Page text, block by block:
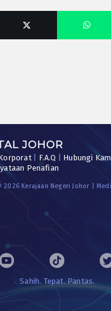
JOHOR
| F.A.Q Hubungi
Penafian
Kerajaan Negeri Johor |
Sahih. Tepat. Pantas.